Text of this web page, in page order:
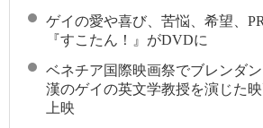
ゲイの愛や喜び、苦悩、希望、
『すこたん！』がDVDに
ベネチア国際映画祭でブレンダ
漢のゲイの英文学教授を演じた
上映